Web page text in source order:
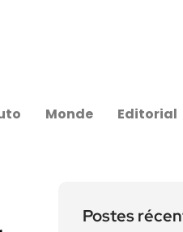
Monde Editorial
Postes